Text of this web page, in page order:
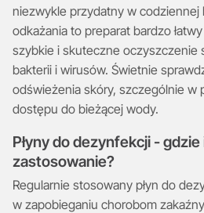
niezwykle przydatny w codziennej
odkażania to preparat bardzo
szybkie i skuteczne oczyszczenie
bakterii i wirusów. Świetnie
odświeżenia skóry, szczególnie w
dostępu do bieżącej wody.
Płyny do dezynfekcji -
zastosowanie?
Regularnie stosowany płyn do
w zapobieganiu chorobom